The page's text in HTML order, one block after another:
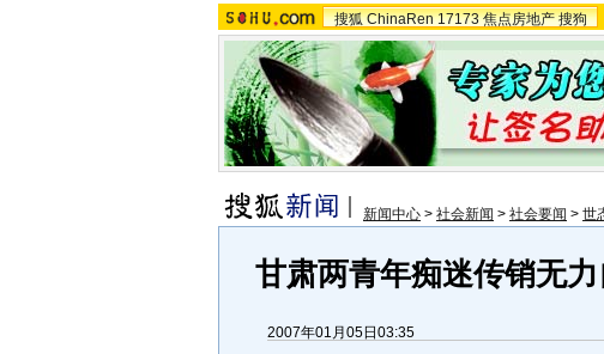
搜狐 ChinaRen 17173 焦点房地产 搜狗
新闻中心 > 社会新闻 > 社会要闻 > 世
甘肃两青年痴迷传销无
2007年01月05日03:35